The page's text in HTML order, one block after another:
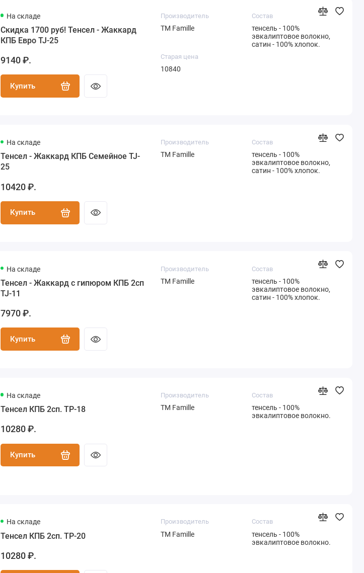
На складе
Скидка 1700 руб! Тенсел - Жаккард
КПБ Евро TJ-25
9140 ₽.
Купить
Производитель
ТМ Famille
Состав
тенсель - 100%
эвкалиптовое волокно,
сатин - 100% хлопок.
Старая цена
10840
На складе
Тенсел - Жаккард КПБ Семейное TJ-
25
10420 ₽.
Купить
Производитель
ТМ Famille
Состав
тенсель - 100%
эвкалиптовое волокно,
сатин - 100% хлопок.
На складе
Тенсел - Жаккард с гипюром КПБ 2сп
TJ-11
7970 ₽.
Купить
Производитель
ТМ Famille
Состав
тенсель - 100%
эвкалиптовое волокно,
сатин - 100% хлопок.
На складе
Тенсел КПБ 2сп. TP-18
10280 ₽.
Купить
Производитель
ТМ Famille
Состав
тенсель - 100%
эвкалиптовое волокно.
На складе
Тенсел КПБ 2сп. TP-20
10280 ₽.
Производитель
ТМ Famille
Состав
тенсель - 100%
эвкалиптовое волокно.